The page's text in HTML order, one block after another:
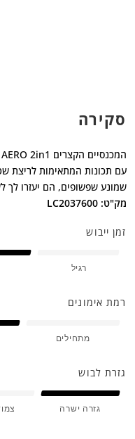
סקירה
המכנסיים הקצרים SENSE AERO 2in1 לנשים מוכנים לתפוס תאוצה.
עם תכונות המתאימות לריצת
שמונע שפשופים, הם יעזרו
מק"ט: LC2037600
זמן ייבוש
רגיל
רמת אימונים
מתחילים
גזרת לבוש
גזרה ישרה